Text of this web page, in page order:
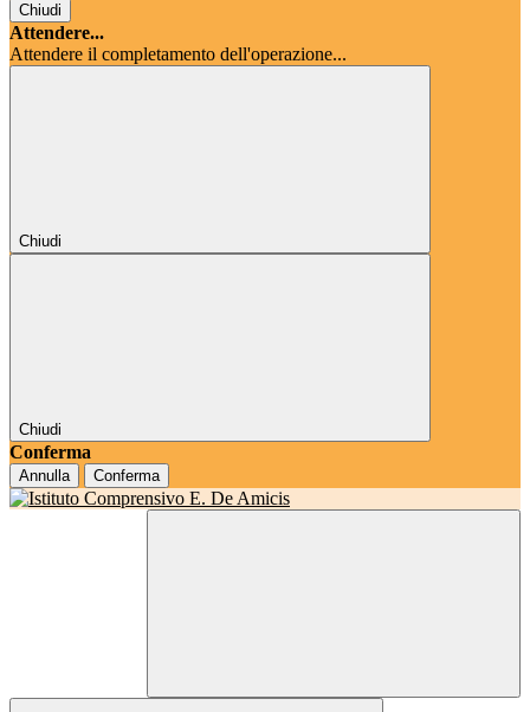
Chiudi
Attendere...
Attendere il completamento dell'operazione...
Chiudi
Chiudi
Conferma
Annulla Conferma